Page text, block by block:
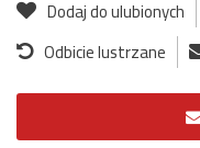
Dodaj do ulubionych
Odbicie lustrzane